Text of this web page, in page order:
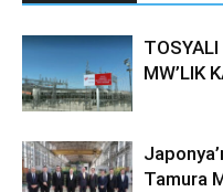
TOSYALI
MW’LIK
Tamura